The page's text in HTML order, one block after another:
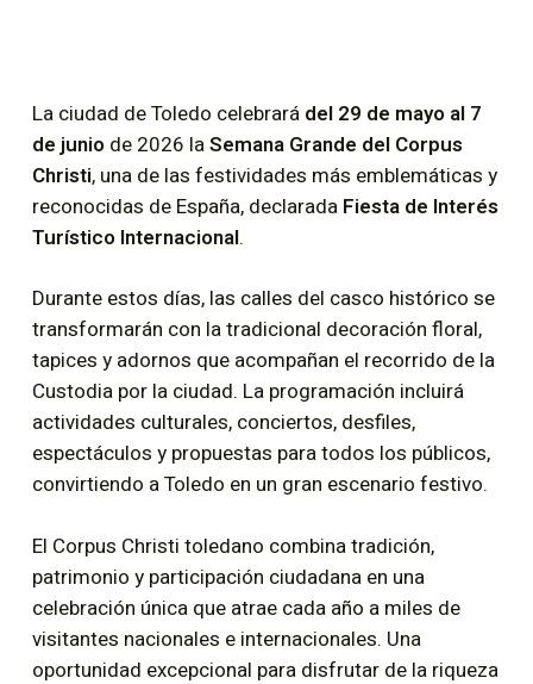
La ciudad de Toledo celebrará del 29 de mayo al 7
de juniode 2026 laSemana Grande del Corpus
Christi, una de las festividades más emblemáticas y
reconocidas de España, declarada Fiesta de Interés
Turístico Internacional.
Durante estos días, las calles del casco histórico se
transformarán con la tradicional decoración floral,
tapices y adornos que acompañan el recorrido de la
Custodia por la ciudad. La programación incluirá
actividades culturales, conciertos, desfiles,
espectáculos y propuestas para todos los públicos,
convirtiendo a Toledo en un gran escenario festivo.
El Corpus Christi toledano combina tradición,
patrimonio y participación ciudadana en una
celebración única que atrae cada año a miles de
visitantes nacionales e internacionales. Una
oportunidad excepcional para disfrutar de la riqueza